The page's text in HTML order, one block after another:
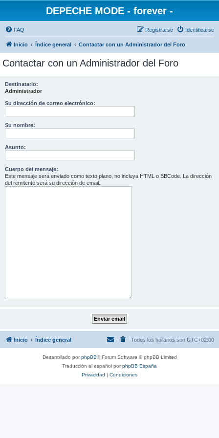
DEPECHE MODE - forever -
FAQ Identificarse
Registrarse
Inicio Índice general Contactar con un Administrador del Foro
Contactar con un Administrador del Foro
Destinatario:
Administrador
Su dirección de correo electrónico:
Su nombre:
Asunto:
Cuerpo del mensaje:
Este mensaje será enviado como texto plano, no incluya HTML o BBCode. La dirección
del remitente será su dirección de email.
Inicio Índice general Todos los horarios son UTC+02:00
Desarrollado porphpBB® Forum Software © phpBB Limited
Traducción al español porphpBB España
Privacidad | Condiciones